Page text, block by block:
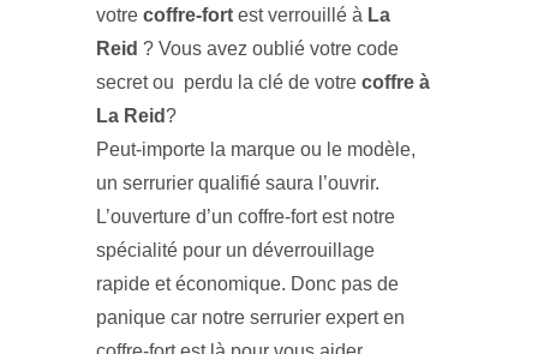
votre coffre-fort est verrouillé à La
Reid ? Vous avez oublié votre code
secret ou perdu la clé de votre coffre à
La Reid?
Peut-importe la marque ou le modèle,
un serrurier qualifié saura l’ouvrir.
L’ouverture d’un coffre-fort est notre
spécialité pour un déverrouillage
rapide et économique. Donc pas de
panique car notre serrurier expert en